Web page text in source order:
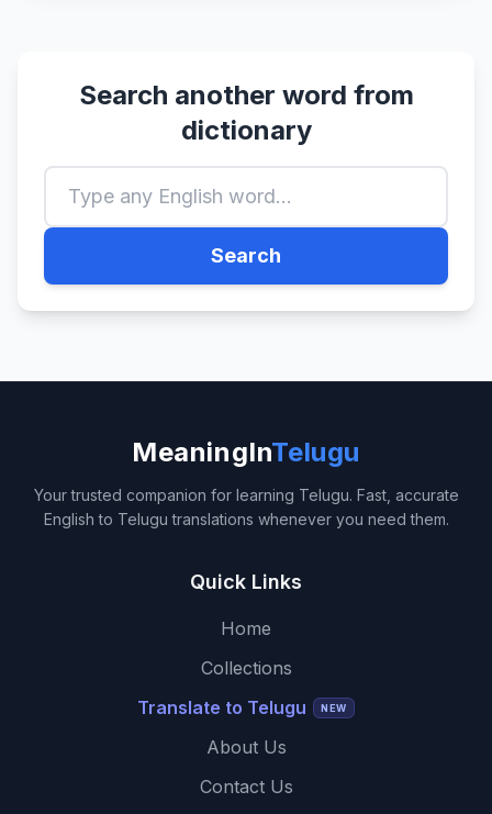
Search another word from
dictionary
Search
MeaningInTelugu
Your trusted companion for learning Telugu. Fast, accurate
English to Telugu translations whenever you need them.
Quick Links
Home
Collections
Translate to Telugu
NEW
About Us
Contact Us